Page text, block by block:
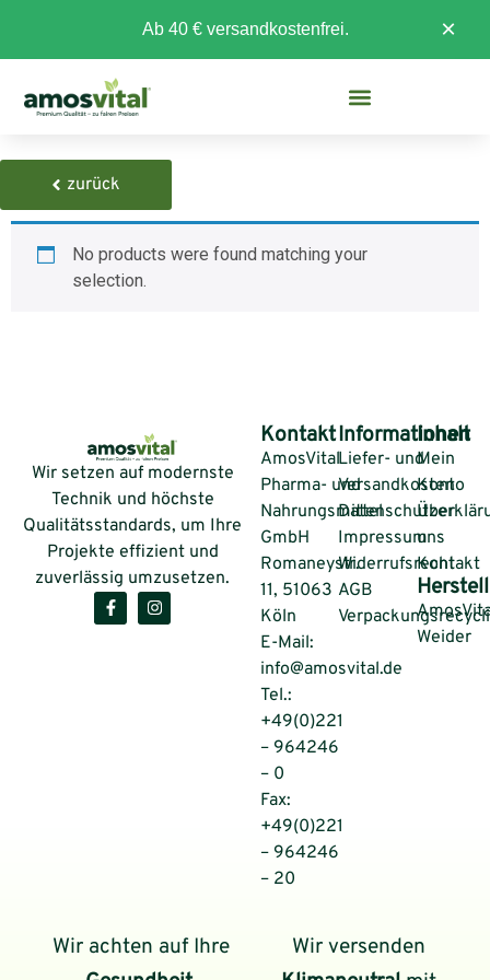
Ab 40 € versandkostenfrei. ×
zurück
No products were found matching your
selection.
Wir setzen auf modernste
Technik und höchste
Qualitätsstandards, um Ihre
Projekte effizient und
zuverlässig umzusetzen.
Kontakt
AmosVital
Pharma- und
Nahrungsmittel
GmbH
Romaneystr.
11, 51063
Köln
E-Mail:
info@amosvital.de
Tel.:
+49(0)221
– 964246
– 0
Fax:
+49(0)221
– 964246
– 20
Informationen
Liefer- und
Versandkosten
Impressum
Widerrufsrecht
AGB
Inhalt
Mein
Konto
Über
uns
Kontakt
Weider
Wir achten auf Ihre
Wir versenden